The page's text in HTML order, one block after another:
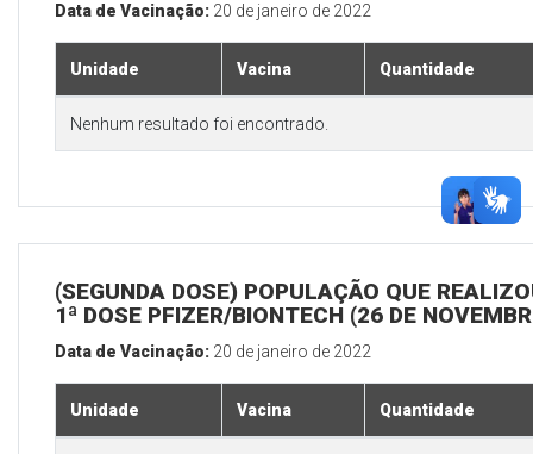
Data de Vacinação: 20 de janeiro de 2022
Unidade Vacina Quantidade
Nenhum resultado foi encontrado.
(SEGUNDA DOSE) POPULAÇÃO QUE
1ª DOSE PFIZER/BIONTECH (26 DE
Data de Vacinação: 20 de janeiro de 2022
Unidade Vacina Quantidade